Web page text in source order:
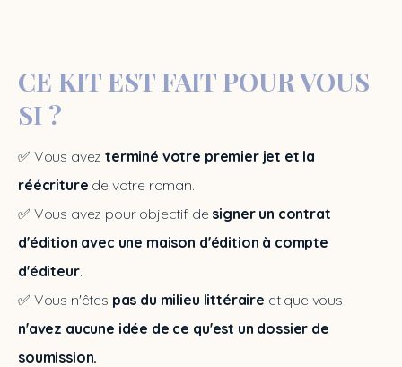
CE KIT EST FAIT POUR VOUS
SI ?
✅ Vous avez terminé votre premier jet et la
réécriture de votre roman.
✅ Vous avez pour objectif de signer un contrat
d'édition avec une maison d'édition à compte
d'éditeur.
✅ Vous n'êtes pas du milieu littéraire
n'avez aucune idée de ce qu'est un dossier de
soumission.